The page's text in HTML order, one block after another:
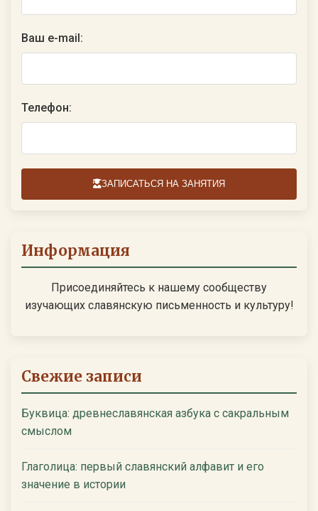
Ваш e-mail:
Телефон:
ЗАПИСАТЬСЯ НА ЗАНЯТИЯ
Информация
Присоединяйтесь к нашему сообществу
изучающих славянскую письменность и культуру!
Свежие записи
Буквица: древнеславянская азбука с сакральным
смыслом
Глаголица: первый славянский алфавит и его
значение в истории